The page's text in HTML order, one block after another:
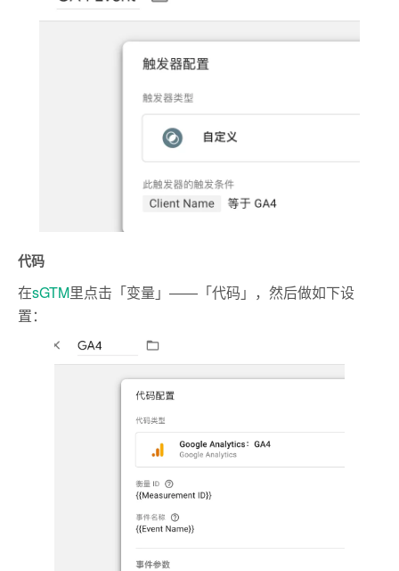
代码
在sGTM里点击「变量」——「代码」，然后做如下设
置：